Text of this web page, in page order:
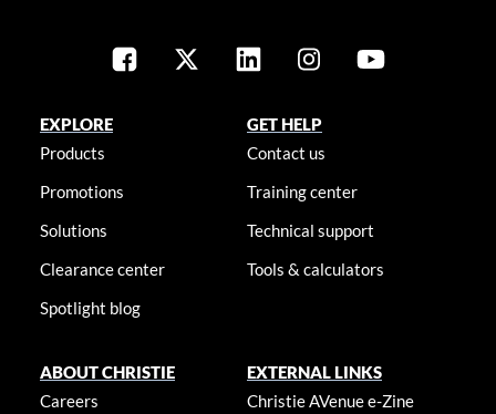
EXPLORE
Products
Promotions
Solutions
Clearance center
Spotlight blog
GET HELP
Contact us
Training center
Technical support
Tools & calculators
ABOUT CHRISTIE
Careers
EXTERNAL LINKS
Christie AVenue e-Zine